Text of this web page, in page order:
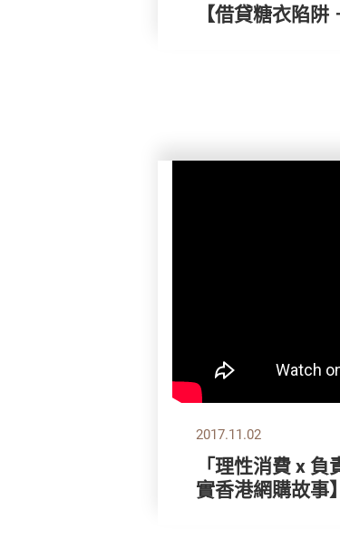
【借貸糖衣陷阱
2017.11.02
「理性消費 x
實香港網購故事】